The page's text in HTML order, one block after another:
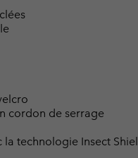
cordon de serrage
technologie Insect